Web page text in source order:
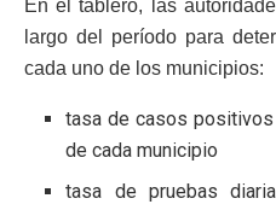
En el tablero, las
largo del período para
cada uno de los municipios:
tasa de casos
de cada municipio
tasa de pruebas